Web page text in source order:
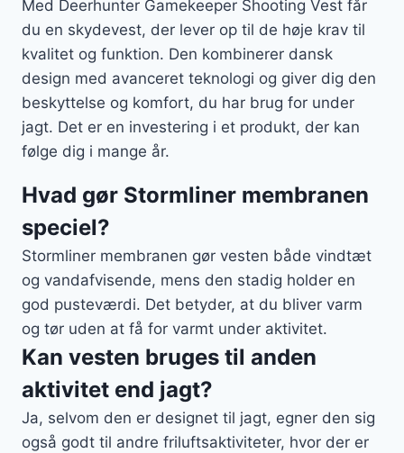
Med Deerhunter Gamekeeper Shooting Vest får
du en skydevest, der lever op til de høje krav til
kvalitet og funktion. Den kombinerer dansk
design med avanceret teknologi og giver dig den
beskyttelse og komfort, du har brug for under
jagt. Det er en investering i et produkt, der kan
følge dig i mange år.
Hvad gør Stormliner membranen
speciel?
Stormliner membranen gør vesten både vindtæt
og vandafvisende, mens den stadig holder en
god pusteværdi. Det betyder, at du bliver varm
og tør uden at få for varmt under aktivitet.
Kan vesten bruges til anden
aktivitet end jagt?
Ja, selvom den er designet til jagt, egner den sig
også godt til andre friluftsaktiviteter, hvor der er